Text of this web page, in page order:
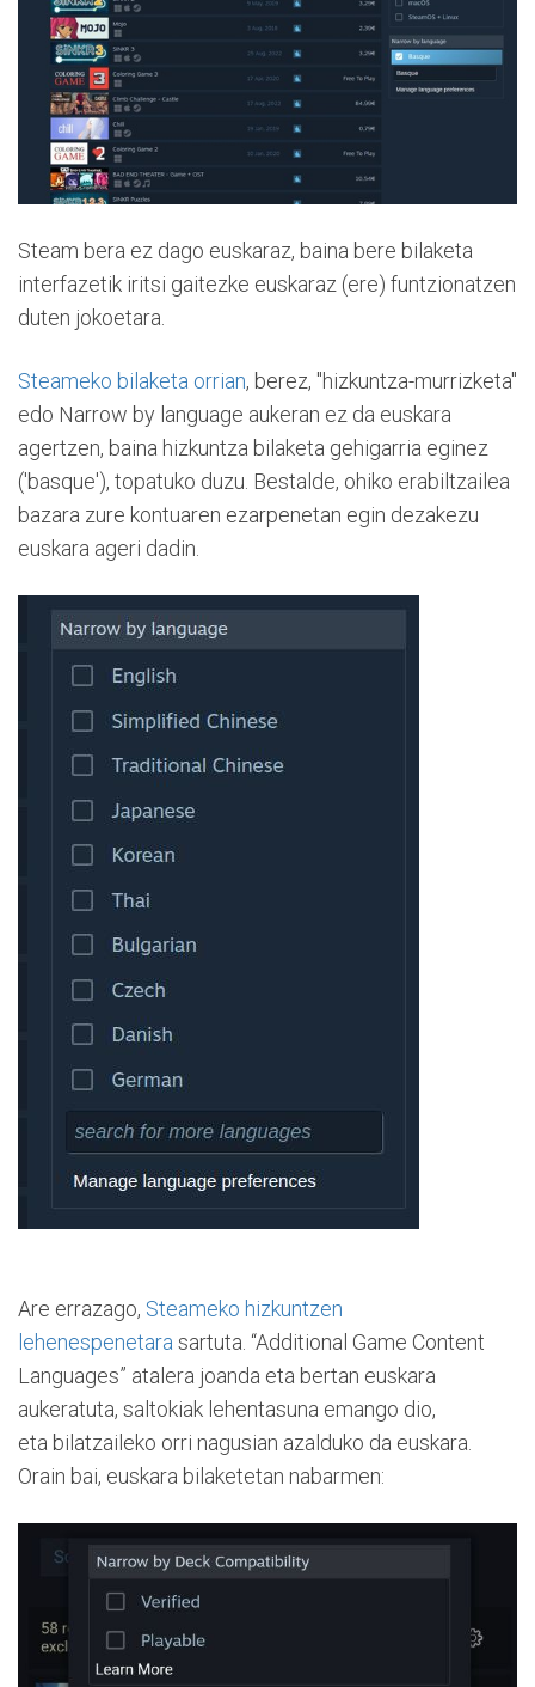
Steam bera ez dago euskaraz, baina bere bilaketa
interfazetik iritsi gaitezke euskaraz (ere) funtzionatzen
duten jokoetara.
Steameko bilaketa orrian, berez, "hizkuntza-murrizketa"
edo Narrow by language aukeran ez da euskara
agertzen, baina hizkuntza bilaketa gehigarria eginez
('basque'), topatuko duzu. Bestalde, ohiko erabiltzailea
bazara zure kontuaren ezarpenetan egin dezakezu
euskara ageri dadin.
Are errazago, Steameko hizkuntzen
lehenespenetara sartuta. “Additional Game Content
Languages” atalera joanda eta bertan euskara
aukeratuta, saltokiak lehentasuna emango dio,
eta bilatzaileko orri nagusian azalduko da euskara.
Orain bai, euskara bilaketetan nabarmen: